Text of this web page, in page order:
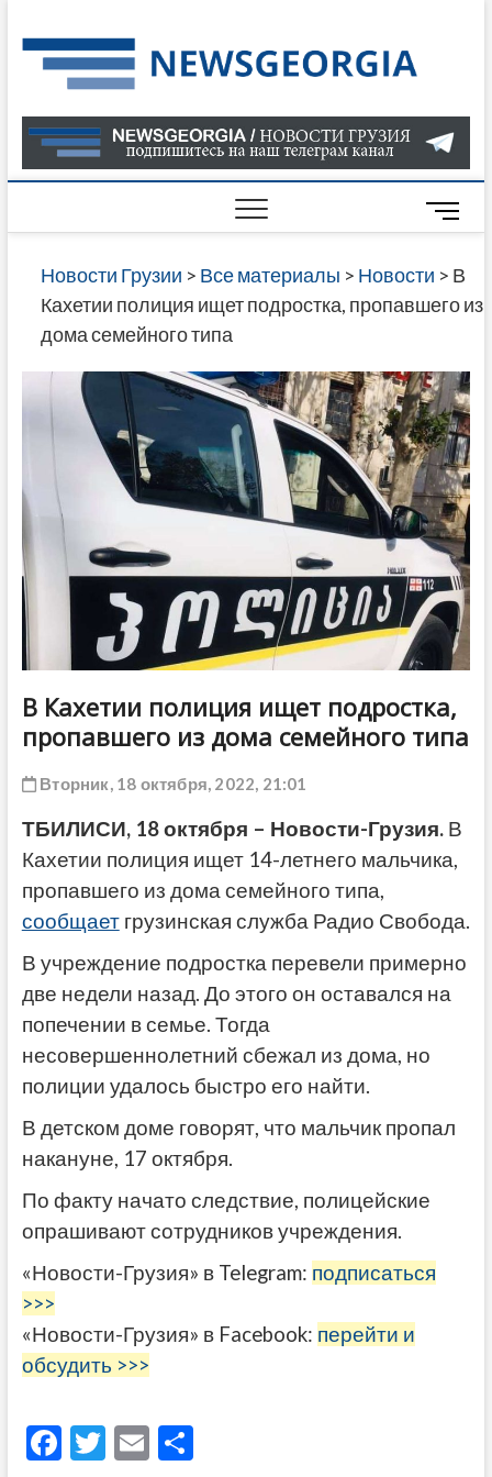
to
content
О
В
ГРУЗИИ
САЙТЕ
M
e
n
u
t
t
o
n
Новости Грузии > Все материалы > Новости > В
Кахетии полиция ищет подростка, пропавшего из
дома семейного типа
В Кахетии полиция ищет подростка,
пропавшего из дома семейного типа
Вторник, 18 октября, 2022, 21:01
ТБИЛИСИ, 18 октября – Новости-Грузия.В
Кахетии полиция ищет 14-летнего мальчика,
пропавшего из дома семейного типа,
сообщаетгрузинская служба Радио Свобода.
В учреждение подростка перевели примерно
две недели назад. До этого он оставался на
попечении в семье. Тогда
несовершеннолетний сбежал из дома, но
полиции удалось быстро его найти.
В детском доме говорят, что мальчик пропал
накануне, 17 октября.
По факту начато следствие, полицейские
опрашивают сотрудников учреждения.
«Новости-Грузия» в Telegram: подписаться
>>>
«Новости-Грузия» в Facebook: перейти и
обсудить >>>
F T E О